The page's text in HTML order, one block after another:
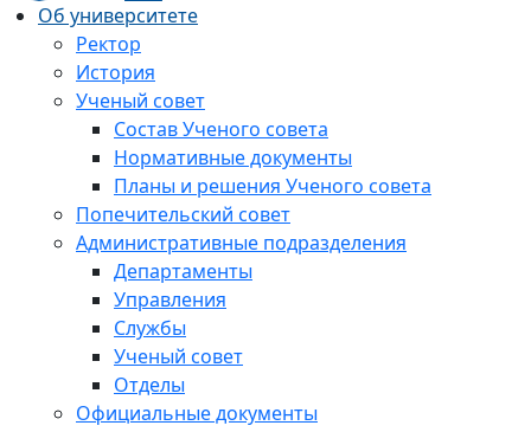
Об университете
Ректор
История
Ученый совет
Состав Ученого совета
Нормативные документы
Планы и решения Ученого совета
Попечительский совет
Административные подразделения
Департаменты
Управления
Службы
Ученый совет
Отделы
Официальные документы